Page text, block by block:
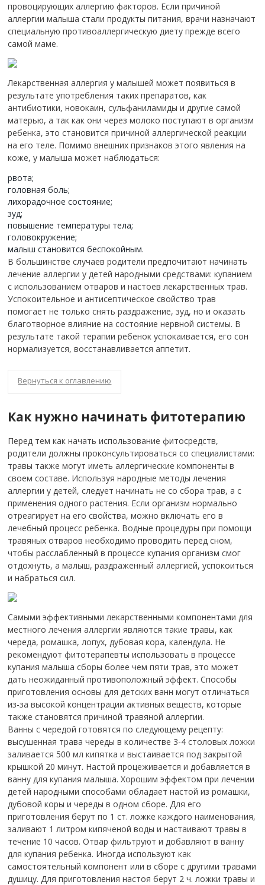
провоцирующих аллергию факторов. Если причиной
аллергии малыша стали продукты питания, врачи назначают
специальную противоаллергическую диету прежде всего
самой маме.
Лекарственная аллергия у малышей может появиться в
результате употребления таких препаратов, как
антибиотики, новокаин, сульфаниламиды и другие самой
матерью, а так как они через молоко поступают в организм
ребенка, это становится причиной аллергической реакции
на его теле. Помимо внешних признаков этого явления на
коже, у малыша может наблюдаться:
рвота;
головная боль;
лихорадочное состояние;
зуд;
повышение температуры тела;
головокружение;
малыш становится беспокойным.
В большинстве случаев родители предпочитают начинать
лечение аллергии у детей народными средствами: купанием
с использованием отваров и настоев лекарственных трав.
Успокоительное и антисептическое свойство трав
помогает не только снять раздражение, зуд, но и оказать
благотворное влияние на состояние нервной системы. В
результате такой терапии ребенок успокаивается, его сон
нормализуется, восстанавливается аппетит.
Вернуться к оглавлению
Как нужно начинать фитотерапию
Перед тем как начать использование фитосредств,
родители должны проконсультироваться со специалистами:
травы также могут иметь аллергические компоненты в
своем составе. Используя народные методы лечения
аллергии у детей, следует начинать не со сбора трав, а с
применения одного растения. Если организм нормально
отреагирует на его свойства, можно включать его в
лечебный процесс ребенка. Водные процедуры при помощи
травяных отваров необходимо проводить перед сном,
чтобы расслабленный в процессе купания организм смог
отдохнуть, а малыш, раздраженный аллергией, успокоиться
и набраться сил.
Самыми эффективными лекарственными компонентами для
местного лечения аллергии являются такие травы, как
череда, ромашка, лопух, дубовая кора, календула. Не
рекомендуют фитотерапевты использовать в процессе
купания малыша сборы более чем пяти трав, это может
дать неожиданный противоположный эффект. Способы
приготовления основы для детских ванн могут отличаться
из-за высокой концентрации активных веществ, которые
также становятся причиной травяной аллергии.
Ванны с чередой готовятся по следующему рецепту:
высушенная трава череды в количестве 3-4 столовых ложки
заливается 500 мл кипятка и выстаивается под закрытой
крышкой 20 минут. Настой процеживается и добавляется в
ванну для купания малыша. Хорошим эффектом при лечении
детей народными способами обладает настой из ромашки,
дубовой коры и череды в одном сборе. Для его
приготовления берут по 1 ст. ложке каждого наименования,
заливают 1 литром кипяченой воды и настаивают травы в
течение 10 часов. Отвар фильтруют и добавляют в ванну
для купания ребенка. Иногда используют как
самостоятельный компонент или в сборе с другими травами
душицу. Для приготовления настоя берут 2 ч. ложки травы и